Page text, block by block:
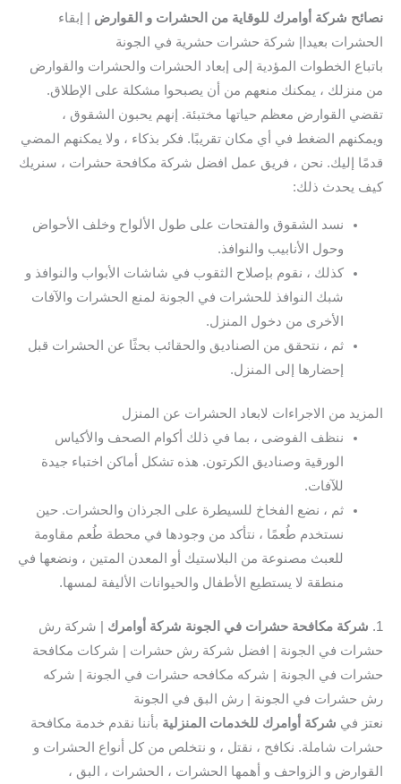
نصائح شركة أوامرك للوقاية من الحشرات و القوارض | إبقاء
الحشرات بعيدا| شركة حشرات حشرية في الجونة
باتباع الخطوات المؤدية إلى إبعاد الحشرات والحشرات والقوارض
من منزلك ، يمكنك منعهم من أن يصبحوا مشكلة على الإطلاق.
تقضي القوارض معظم حياتها مختبئة. إنهم يحبون الشقوق ،
ويمكنهم الضغط في أي مكان تقريبًا. فكر بذكاء ، ولا يمكنهم المضي
قدمًا إليك. نحن ، فريق عمل افضل شركة مكافحة حشرات ، سنريك
كيف يحدث ذلك:
نسد الشقوق والفتحات على طول الألواح وخلف الأحواض
وحول الأنابيب والنوافذ.
كذلك ، نقوم بإصلاح الثقوب في شاشات الأبواب والنوافذ و
شبك النوافذ للحشرات في الجونة لمنع الحشرات والآفات
الأخرى من دخول المنزل.
ثم ، نتحقق من الصناديق والحقائب بحثًا عن الحشرات قبل
إحضارها إلى المنزل.
المزيد من الاجراءات لابعاد الحشرات عن المنزل
ننظف الفوضى ، بما في ذلك أكوام الصحف والأكياس
الورقية وصناديق الكرتون. هذه تشكل أماكن اختباء جيدة
للآفات.
ثم ، نضع الفخاخ للسيطرة على الجرذان والحشرات. حين
نستخدم طُعمًا ، نتأكد من وجودها في محطة طُعم مقاومة
للعبث مصنوعة من البلاستيك أو المعدن المتين ، ونضعها في
منطقة لا يستطيع الأطفال والحيوانات الأليفة لمسها.
1. شركة مكافحة حشرات في الجونة شركة أوامرك | شركة رش
حشرات في الجونة | افضل شركة رش حشرات | شركات مكافحة
حشرات في الجونة | شركه مكافحه حشرات في الجونة | شركه
رش حشرات في الجونة | رش البق في الجونة
نعتز في شركة أوامرك للخدمات المنزلية بأننا نقدم خدمة مكافحة
حشرات شاملة. نكافح ، نقتل ، و نتخلص من كل أنواع الحشرات و
القوارض و الزواحف و أهمها الحشرات ، الحشرات ، البق ،